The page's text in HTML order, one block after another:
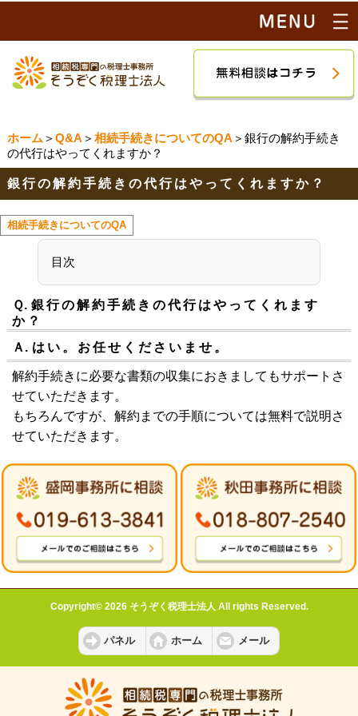
ホーム ＞ Q&A ＞ 相続手続きについてのQA ＞銀行の解約手続き
の代行はやってくれますか？
銀行の解約手続きの代行はやってくれますか？
相続手続きについてのQA
目次
Ｑ. 銀行の解約手続きの代行はやってくれます
か？
Ａ. はい。お任せくださいませ。
解約手続きに必要な書類の収集におきましてもサポートさ
せていただきます。
もちろんですが、解約までの手順については無料で説明さ
せていただきます。
Copyright© 2026 そうぞく税理士法人 All rights Reserved.
パネル ホーム メール